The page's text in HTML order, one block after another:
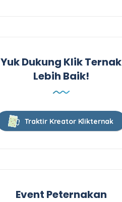
Yuk Dukung Klik Ternak
Lebih Baik!
Traktir Kreator Klikternak
Event Peternakan